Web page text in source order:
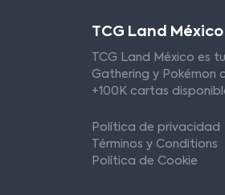
TCG Land México
TCG Land México es
Gathering y Pokémon
+100K cartas
Política de privacidad
Términos y Conditions
Política de Cookie